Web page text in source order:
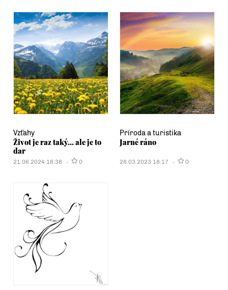
Vzťahy
Život je raz taký... ale je to
dar
21.06.2024 18:38 0
Príroda a turistika
Jarné ráno
28.03.2023 18:17 0